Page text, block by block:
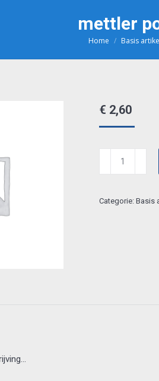
mettler
Je bent hier:
Home Basis
€ 2,60
mettler
poly
4425
Categorie:Basis